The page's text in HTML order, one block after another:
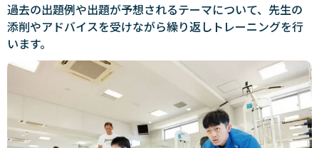
過去の出題例や出題が予想されるテーマについて、先生の
添削やアドバイスを受けながら繰り返しトレーニングを行
います。